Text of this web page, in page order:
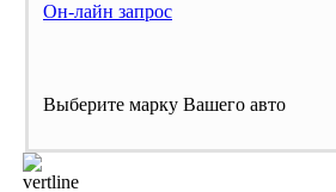
Он-лайн запрос
Выберите марку Вашего авто